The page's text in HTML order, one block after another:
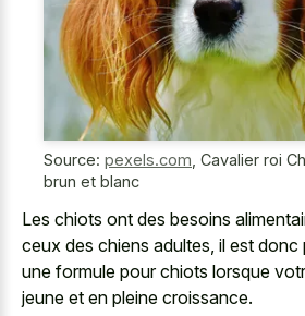
Source: pexels.com Cavalier roi
brun et blanc
Les chiots ont des besoins
ceux des chiens adultes, il est
une formule pour chiots lorsque
jeune et en pleine croissance.